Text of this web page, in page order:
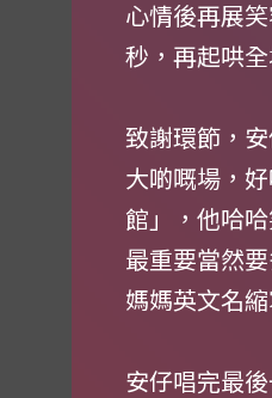
心情後再展
秒，再起哄
致謝環節，
大啲嘅場，
館」，他哈
最重要當然
媽媽英文名
安仔唱完最